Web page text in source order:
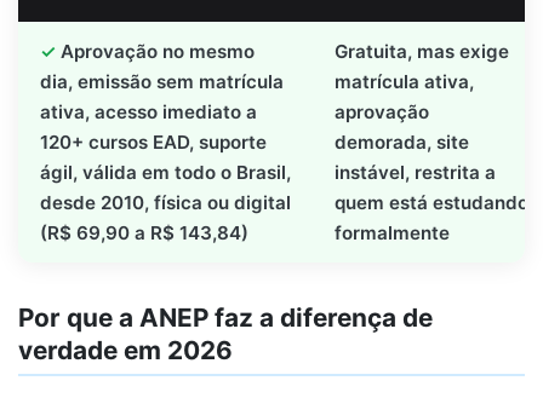
Aprovação no mesmo
dia, emissão sem matrícula
ativa, acesso imediato a
120+ cursos EAD, suporte
ágil, válida em todo o Brasil,
desde 2010, física ou digital
(R$ 69,90 a R$ 143,84)
Gratuita, mas exige
matrícula ativa,
aprovação
demorada, site
instável, restrita a
quem está estudando
formalmente
Por que a ANEP faz a diferença de
verdade em 2026